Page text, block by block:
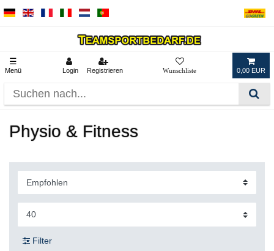
☰
Menü Login Registrieren 0,00 EUR
Physio & Fitness
Filter